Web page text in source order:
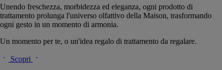
Unendo freschezza, morbidezza ed eleganza, ogni prodotto di
trattamento prolunga l'universo olfattivo della Maison, trasformando
ogni gesto in un momento di armonia.
Un momento per te, o un'idea regalo di trattamento da regalare.
Scopri